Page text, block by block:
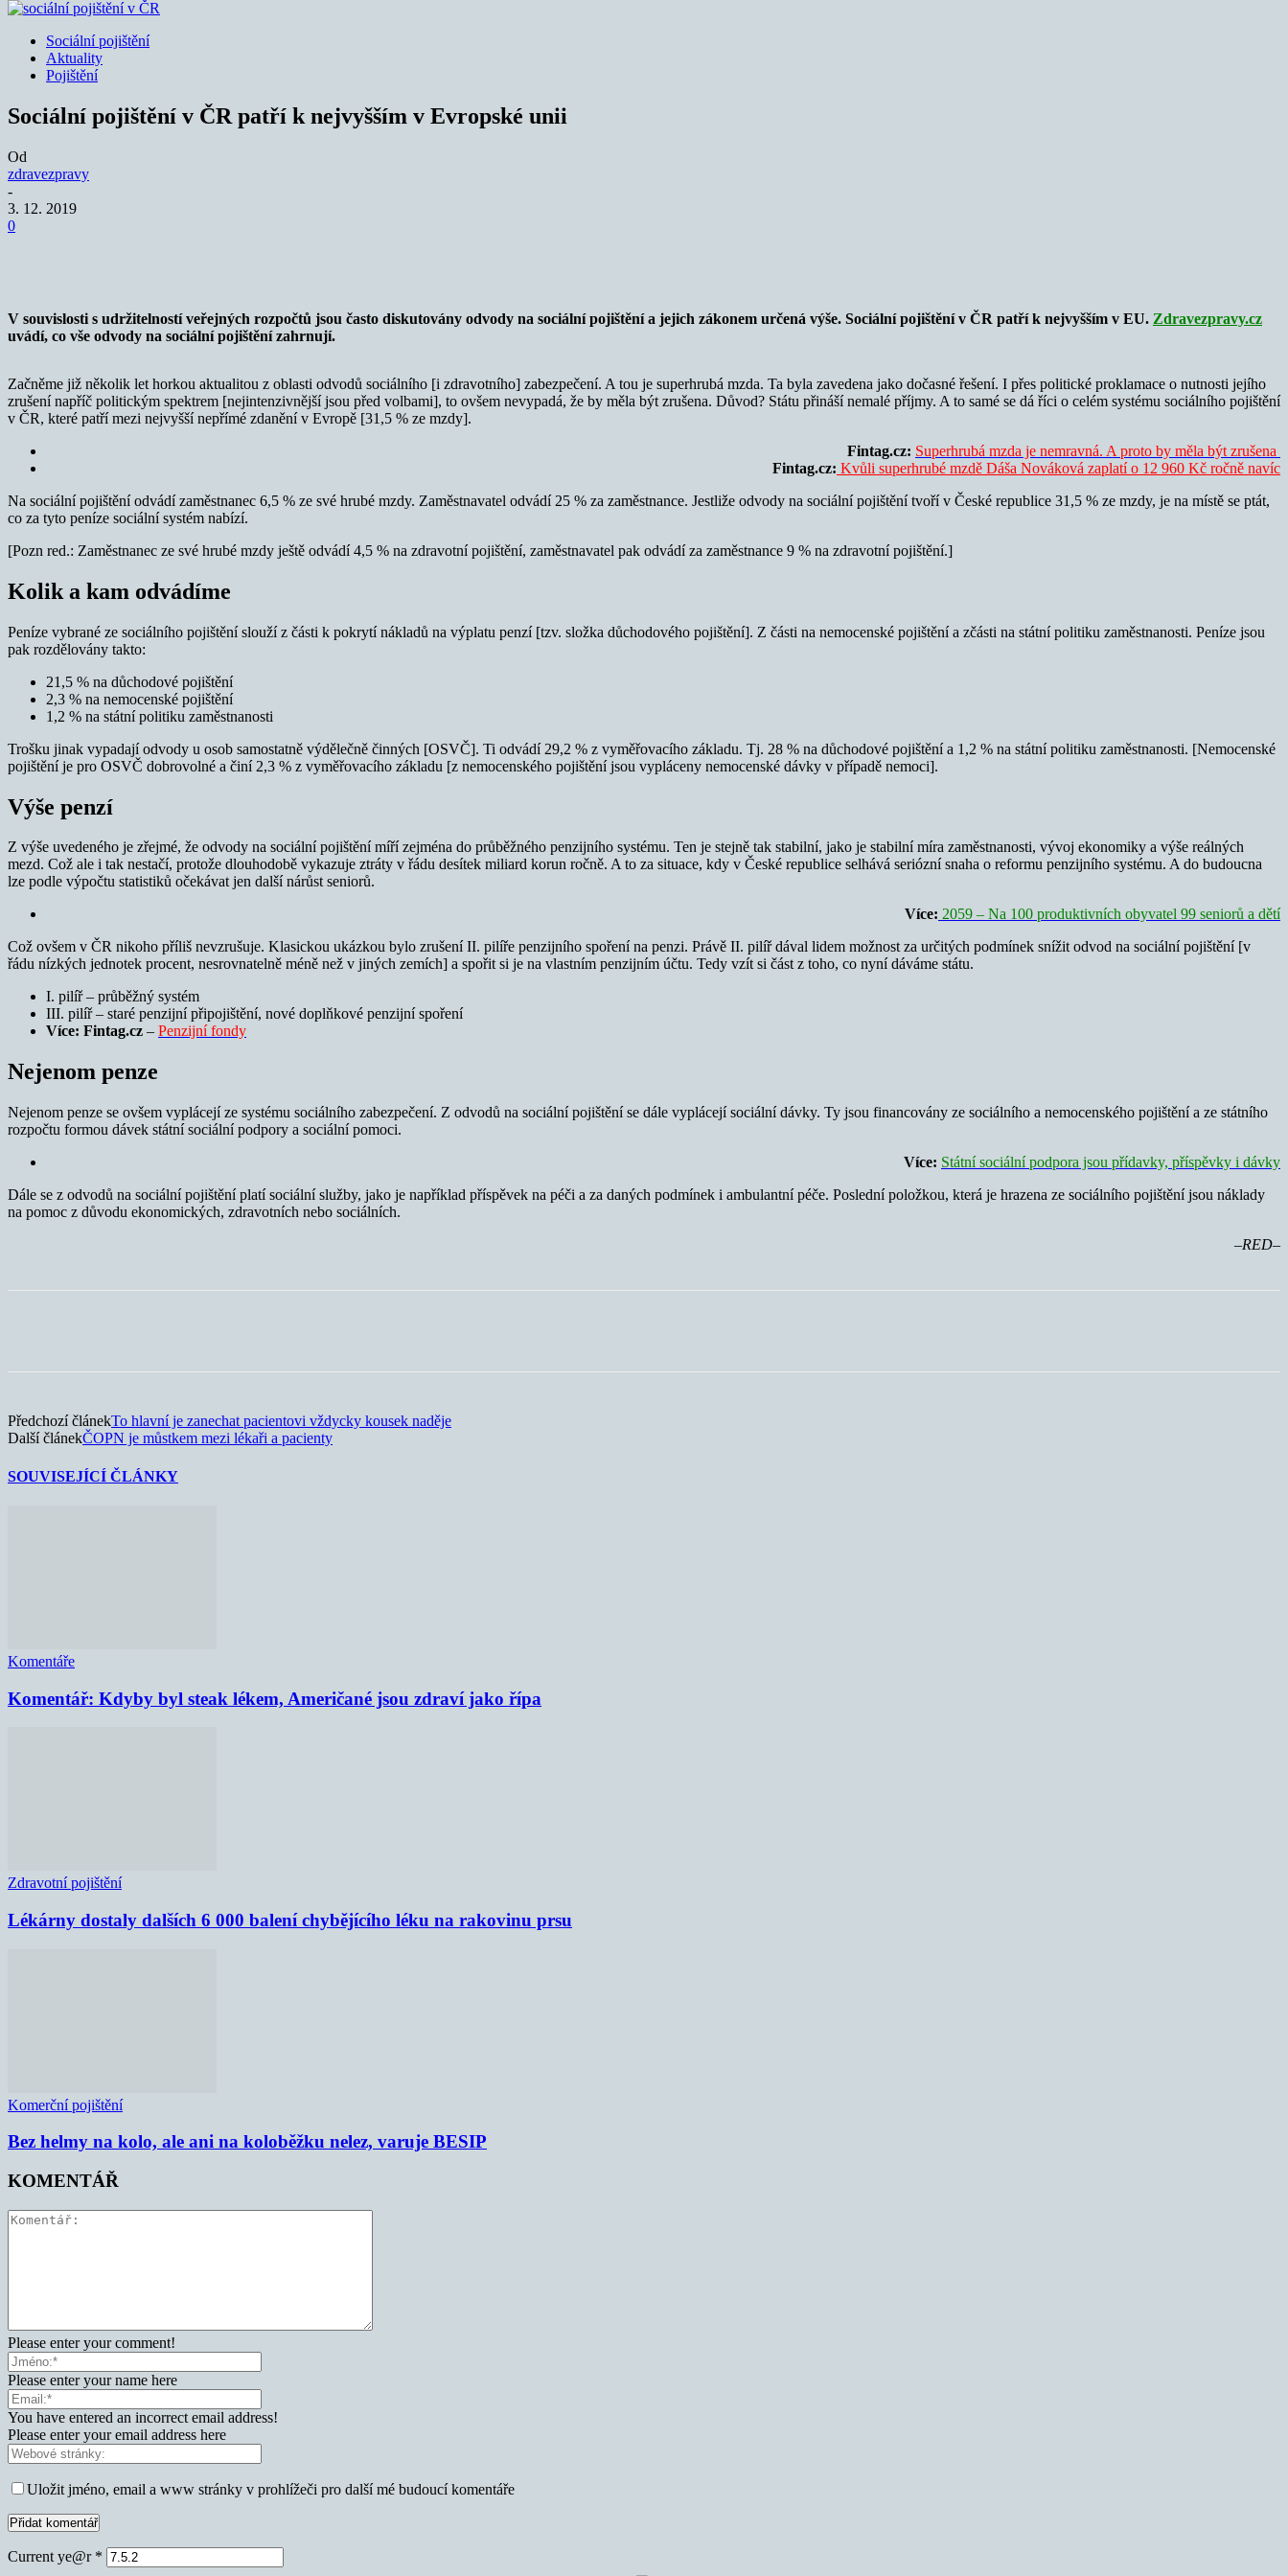
Sociální pojištění
Aktuality
Pojištění
Sociální pojištění v ČR patří k nejvyšším v Evropské unii
Od
zdravezpravy
-
3. 12. 2019
0
V souvislosti s udržitelností veřejných rozpočtů jsou často diskutovány odvody na sociální pojištění a jejich zákonem určená výše. Sociální pojištění v ČR patří k nejvyšším v EU. Zdravezpravy.cz
uvádí, co vše odvody na sociální pojištění zahrnují.
Začněme již několik let horkou aktualitou z oblasti odvodů sociálního [i zdravotního] zabezpečení. A tou je superhrubá mzda. Ta byla zavedena jako dočasné řešení. I přes politické proklamace o nutnosti jejího
zrušení napříč politickým spektrem [nejintenzivnější jsou před volbami], to ovšem nevypadá, že by měla být zrušena. Důvod? Státu přináší nemalé příjmy. A to samé se dá říci o celém systému sociálního pojištění
v ČR, které patří mezi nejvyšší nepřímé zdanění v Evropě [31,5 % ze mzdy].
Fintag.cz: Superhrubá mzda je nemravná. A proto by měla být zrušena
Fintag.cz: Kvůli superhrubé mzdě Dáša Nováková zaplatí o 12 960 Kč ročně navíc
Na sociální pojištění odvádí zaměstnanec 6,5 % ze své hrubé mzdy. Zaměstnavatel odvádí 25 % za zaměstnance. Jestliže odvody na sociální pojištění tvoří v České republice 31,5 % ze mzdy, je na místě se ptát,
co za tyto peníze sociální systém nabízí.
[Pozn red.: Zaměstnanec ze své hrubé mzdy ještě odvádí 4,5 % na zdravotní pojištění, zaměstnavatel pak odvádí za zaměstnance 9 % na zdravotní pojištění.]
Kolik a kam odvádíme
Peníze vybrané ze sociálního pojištění slouží z části k pokrytí nákladů na výplatu penzí [tzv. složka důchodového pojištění]. Z části na nemocenské pojištění a zčásti na státní politiku zaměstnanosti. Peníze jsou
pak rozdělovány takto:
21,5 % na důchodové pojištění
2,3 % na nemocenské pojištění
1,2 % na státní politiku zaměstnanosti
Trošku jinak vypadají odvody u osob samostatně výdělečně činných [OSVČ]. Ti odvádí 29,2 % z vyměřovacího základu. Tj. 28 % na důchodové pojištění a 1,2 % na státní politiku zaměstnanosti. [Nemocenské
pojištění je pro OSVČ dobrovolné a činí 2,3 % z vyměřovacího základu [z nemocenského pojištění jsou vypláceny nemocenské dávky v případě nemoci].
Výše penzí
Z výše uvedeného je zřejmé, že odvody na sociální pojištění míří zejména do průběžného penzijního systému. Ten je stejně tak stabilní, jako je stabilní míra zaměstnanosti, vývoj ekonomiky a výše reálných
mezd. Což ale i tak nestačí, protože dlouhodobě vykazuje ztráty v řádu desítek miliard korun ročně. A to za situace, kdy v České republice selhává seriózní snaha o reformu penzijního systému. A do budoucna
lze podle výpočtu statistiků očekávat jen další nárůst seniorů.
Více: 2059 – Na 100 produktivních obyvatel 99 seniorů a dětí
Což ovšem v ČR nikoho příliš nevzrušuje. Klasickou ukázkou bylo zrušení II. pilíře penzijního spoření na penzi. Právě II. pilíř dával lidem možnost za určitých podmínek snížit odvod na sociální pojištění [v
řádu nízkých jednotek procent, nesrovnatelně méně než v jiných zemích] a spořit si je na vlastním penzijním účtu. Tedy vzít si část z toho, co nyní dáváme státu.
I. pilíř – průběžný systém
III. pilíř – staré penzijní připojištění, nové doplňkové penzijní spoření
Více: Fintag.cz – Penzijní fondy
Nejenom penze
Nejenom penze se ovšem vyplácejí ze systému sociálního zabezpečení. Z odvodů na sociální pojištění se dále vyplácejí sociální dávky. Ty jsou financovány ze sociálního a nemocenského pojištění a ze státního
rozpočtu formou dávek státní sociální podpory a sociální pomoci.
Více: Státní sociální podpora jsou přídavky, příspěvky i dávky
Dále se z odvodů na sociální pojištění platí sociální služby, jako je například příspěvek na péči a za daných podmínek i ambulantní péče. Poslední položkou, která je hrazena ze sociálního pojištění jsou náklady
na pomoc z důvodu ekonomických, zdravotních nebo sociálních.
–RED–
Předchozí článekTo hlavní je zanechat pacientovi vždycky kousek naděje
Další článekČOPN je můstkem mezi lékaři a pacienty
SOUVISEJÍCÍ ČLÁNKY
Komentáře
Komentář: Kdyby byl steak lékem, Američané jsou zdraví jako řípa
Zdravotní pojištění
Lékárny dostaly dalších 6 000 balení chybějícího léku na rakovinu prsu
Komerční pojištění
Bez helmy na kolo, ale ani na koloběžku nelez, varuje BESIP
KOMENTÁŘ
Please enter your comment!
Please enter your name here
You have entered an incorrect email address!
Please enter your email address here
Uložit jméno, email a www stránky v prohlížeči pro další mé budoucí komentáře
Current ye@r *